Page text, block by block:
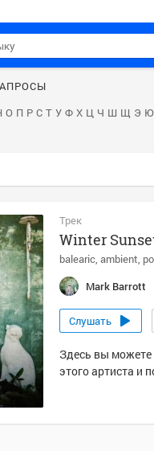
О П Р С Т У Ф Х Ц Ч Ш Щ Э Ю
Трек
Winter
balearic ambient
Mark Barrott
Слушать
Здесь вы можете
этого артиста и